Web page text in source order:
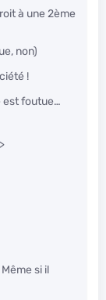
à une 2ème
non)
!
est foutue…
si il